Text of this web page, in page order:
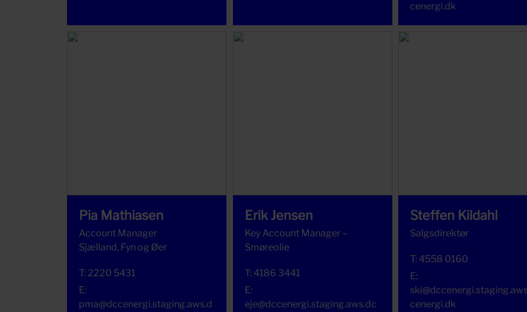
cenergi.dk
Pia Mathiasen
Account Manager
Sjælland, Fyn og Øer
T: 2220 5431
E:
pma@dccenergi.staging.aws.d
Erik Jensen
Key Account Manager –
Smøreolie
T: 4186 3441
E:
eje@dccenergi.staging.aws.dc
Steffen Kildahl
Salgsdirektør
T: 4558 0160
E:
cenergi.dk